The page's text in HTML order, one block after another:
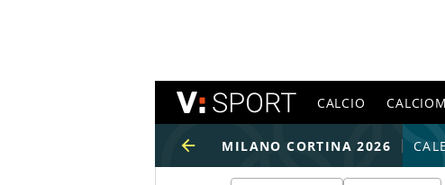
CALCIO
MILANO CORTINA 2026